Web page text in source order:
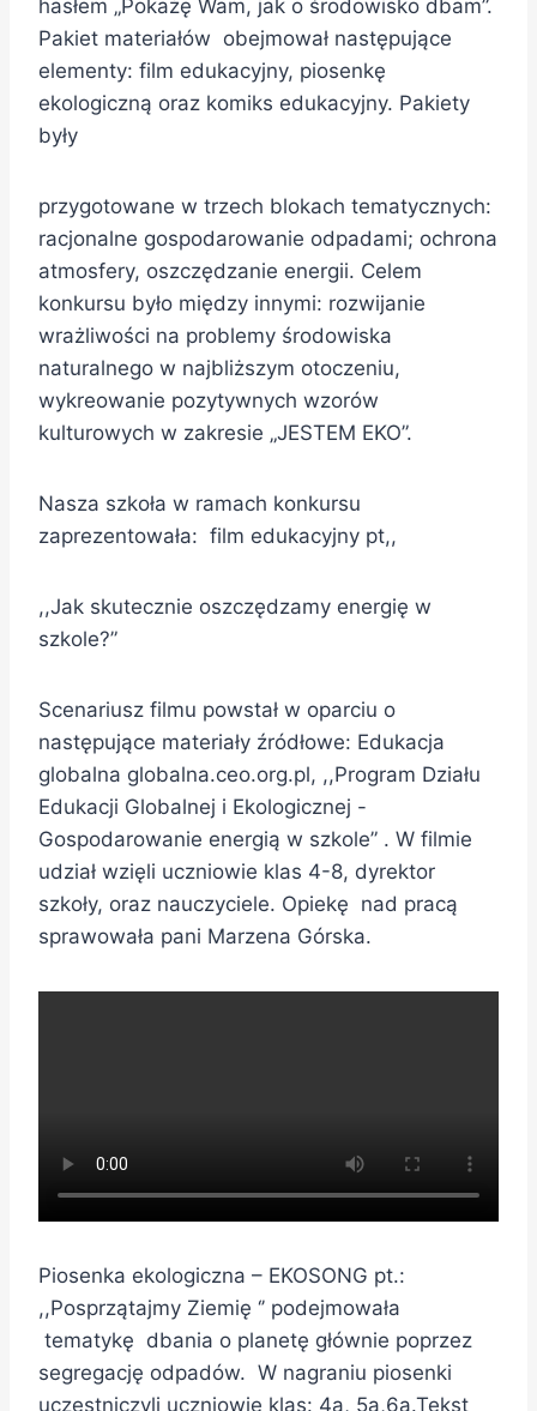
hasłem „Pokażę Wam, jak o środowisko dbam”.
Pakiet materiałów obejmował następujące
elementy: film edukacyjny, piosenkę
ekologiczną oraz komiks edukacyjny. Pakiety
były
przygotowane w trzech blokach tematycznych:
racjonalne gospodarowanie odpadami; ochrona
atmosfery, oszczędzanie energii. Celem
konkursu było między innymi: rozwijanie
wrażliwości na problemy środowiska
naturalnego w najbliższym otoczeniu,
wykreowanie pozytywnych wzorów
kulturowych w zakresie „JESTEM EKO”.
Nasza szkoła w ramach konkursu
zaprezentowała: film edukacyjny pt,,
,,Jak skutecznie oszczędzamy energię w
szkole?”
Scenariusz filmu powstał w oparciu o
następujące materiały źródłowe: Edukacja
globalna globalna.ceo.org.pl, ,,Program Działu
Edukacji Globalnej i Ekologicznej -
Gospodarowanie energią w szkole” . W filmie
udział wzięli uczniowie klas 4-8, dyrektor
szkoły, oraz nauczyciele. Opiekę nad pracą
sprawowała pani Marzena Górska.
Piosenka ekologiczna – EKOSONG pt.:
,,Posprzątajmy Ziemię ‘’ podejmowała
tematykę dbania o planetę głównie poprzez
segregację odpadów. W nagraniu piosenki
uczestniczyli uczniowie klas: 4a, 5a,6a.Tekst